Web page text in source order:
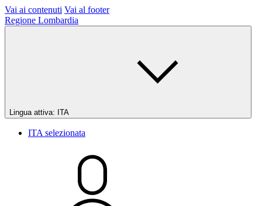
Vai ai contenuti Vai al footer
Regione Lombardia
Lingua attiva: ITA
ITA selezionata